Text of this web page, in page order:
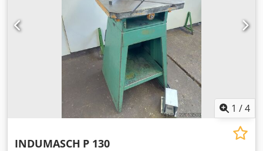
1 /4
INDUMASCH P 130